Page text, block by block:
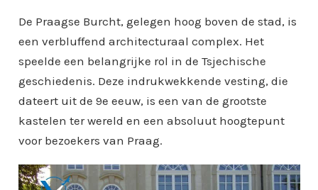
De Praagse Burcht, gelegen hoog boven de stad, is
een verbluffend architecturaal complex. Het
speelde een belangrijke rol in de Tsjechische
geschiedenis. Deze indrukwekkende vesting, die
dateert uit de 9e eeuw, is een van de grootste
kastelen ter wereld en een absoluut hoogtepunt
voor bezoekers van Praag.